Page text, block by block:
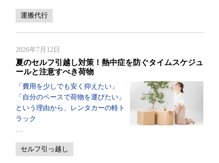
運搬代行
2026年7月12日
夏のセルフ引越し対策！熱中症を防ぐタイムスケジュ
ールと注意すべき荷物
「費用を少しでも安く抑えたい」
「自分のペースで荷物を運びたい」
という理由から、レンタカーの軽ト
ラック
セルフ引っ越し